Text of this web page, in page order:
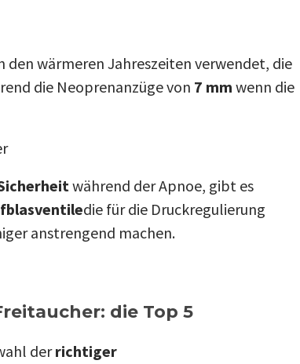
den wärmeren Jahreszeiten verwendet, die
die Neoprenanzüge von 7 mm wenn die
während der Apnoe, gibt es
die für die Druckregulierung
anstrengend machen.
die Top 5
derrichtiger